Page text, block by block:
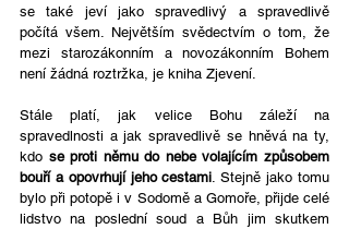
se také jeví jako spravedlivý a spravedlivě
počítá všem. Největším svědectvím o tom, že
mezi starozákonním a novozákonním Bohem
není žádná roztržka, je kniha Zjevení.
Stále platí, jak velice Bohu záleží na
spravedlnosti a jak spravedlivě se hněvá na ty,
kdo se proti němu do nebe volajícím způsobem
bouří a opovrhují jeho cestami . Stejně jako tomu
bylo při potopě i v Sodomě a Gomoře, přijde celé
lidstvo na poslední soud a Bůh jim skutkem